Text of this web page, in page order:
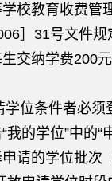
校教育收费管
］31号文件
交纳学费200
学位条件者必
我的学位”中的“
请的学位批次